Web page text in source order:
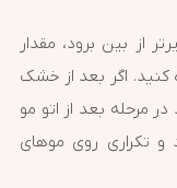
از بین برود، مقدار
اگر بعد از خشک
مرحله بعد از اتو مو
و تکراری روی موهای